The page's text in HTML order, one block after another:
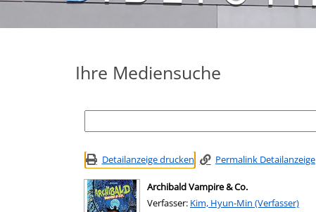
Ihre Mediensuche
Detailanzeige drucken Permalink Detailanzeige
Archibald Vampire & Co.
Verfasser: Suche nach diesem Verfasser
Kim, Hyun-Min (Verfasser)